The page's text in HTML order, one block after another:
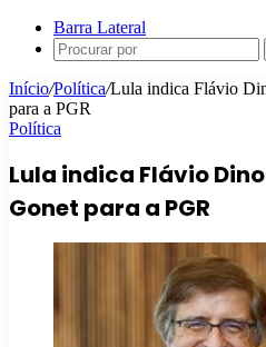
Barra Lateral
Início/Política/Lula indica Flávio
para a PGR
Política
Lula indica Flávio
Gonet para a PGR